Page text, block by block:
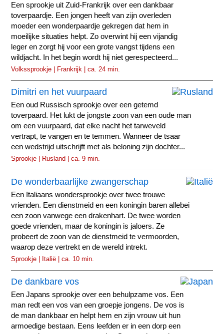
Een sprookje uit Zuid-Frankrijk over een dankbaar
toverpaardje. Een jongen heeft van zijn overleden
moeder een wonderpaardje gekregen dat hem in
moeilijke situaties helpt. Zo overwint hij een vijandig
leger en zorgt hij voor een grote vangst tijdens een
wildjacht. In het begin wordt hij niet gerespecteerd...
Volkssprookje | Frankrijk | ca. 24 min.
Dimitri en het vuurpaard
Een oud Russisch sprookje over een getemd
toverpaard. Het lukt de jongste zoon van een oude man
om een vuurpaard, dat elke nacht het tarweveld
vertrapt, te vangen en te temmen. Wanneer de tsaar
een wedstrijd uitschrijft met als beloning zijn dochter...
Sprookje | Rusland | ca. 9 min.
De wonderbaarlijke zwangerschap
Een Italiaans wondersprookje over twee trouwe
vrienden. Een dienstmeid en een koningin baren allebei
een zoon vanwege een drakenhart. De twee worden
goede vrienden, maar de koningin is jaloers. Ze
probeert de zoon van de dienstmeid te vermoorden,
waarop deze vertrekt en de wereld intrekt.
Sprookje | Italië | ca. 10 min.
De dankbare vos
Een Japans sprookje over een behulpzame vos. Een
man redt een vos van een groepje jongens. De vos is
de man dankbaar en helpt hem en zijn vrouw uit hun
armoedige bestaan. Eens leefden er in een dorp een